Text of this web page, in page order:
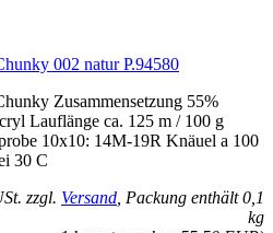
002 natur P.94580
Zusammensetzung 55%
Lauflänge ca. 125 m / 100 g
10x10: 14M-19R Knäuel a 100
30 C
zzgl. Versand , Packung enthält 0,1
kg